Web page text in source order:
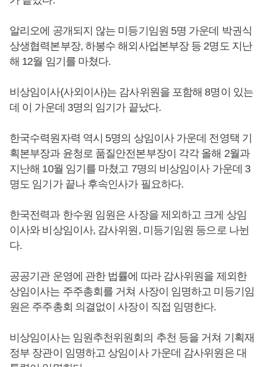
알리오에 공개되지 않는 미등기임원 5명 가운데 박권식
상생협력본부장, 하봉수 해외사업본부장 등 2명도 지난
해 12월 임기를 마쳤다.
비상임이사(사외이사)는 감사위원을 포함해 8명이 있는
데 이 가운데 3명의 임기가 끝났다.
한국수력원자력 역시 5명의 상임이사 가운데 전영택 기
획본부장과 윤청로 품질안전본부장이 각각 올해 2월과
지난해 10월 임기를 마쳤고 7명의 비상임이사 가운데 3
명도 임기가 끝나 후속인사가 필요하다.
한국전력과 한수원 임원은 사장을 제외하고 크게 상임
이사와 비상임이사, 감사위원, 미등기임원 등으로 나뉜
다.
공공기관 운영에 관한 법률에 따라 감사위원을 제외한
상임이사는 주주총회를 거쳐 사장이 임명하고 미등기임
원은 주주총회 의결없이 사장이 직접 임명한다.
비상임이사는 임원추천위원회의 추천 등을 거쳐 기획재
정부 장관이 임명하고 상임이사 가운데 감사위원은 대